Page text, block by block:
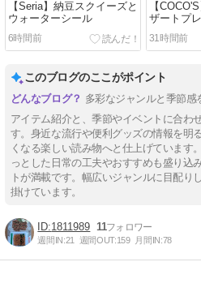
【Seria】納豆スクイーズと
ウォーターシール
6時間前
【
ザートプ
31時間前
このブログのここがポイント
多彩なジャンルと季節感
アイテム紹介と、季節やイベントに合わ
す。身近な流行や便利グッズの情報を明
くなる楽しい読み物へと仕上げています
っとした日常の工夫やおすすめも盛り込
トが満載です。幅広いジャンルに目配り
掛けています。
1811989 11
週間IN:21 週間OUT:159 月間IN:78